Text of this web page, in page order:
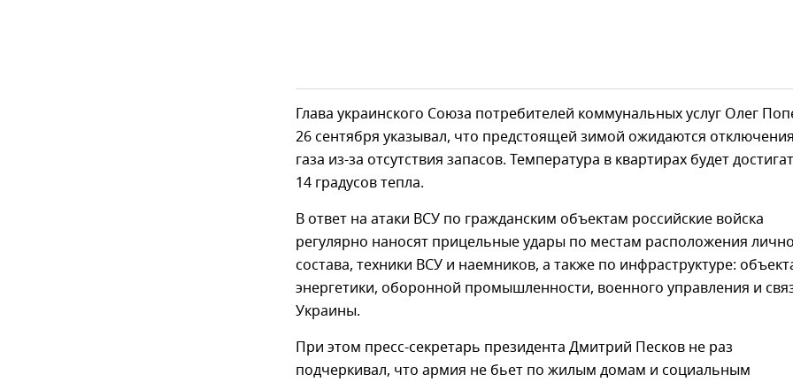
Глава украинского Союза потребителей коммунальных услуг Олег
26 сентября указывал, что предстоящей зимой ожидаются
газа из-за отсутствия запасов. Температура в квартирах будет
14 градусов тепла.
В ответ на атаки ВСУ по гражданским объектам российские войска
регулярно наносят прицельные удары по местам расположения
состава, техники ВСУ и наемников, а также по инфраструктуре:
энергетики, оборонной промышленности, военного управления и
Украины.
При этом пресс-секретарь президента Дмитрий Песков не раз
подчеркивал, что армия не бьет по жилым домам и социальным